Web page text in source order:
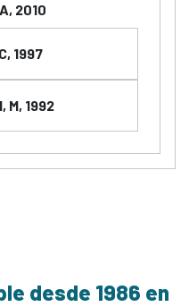
2010
1997
M, 1992
desde 1986 en